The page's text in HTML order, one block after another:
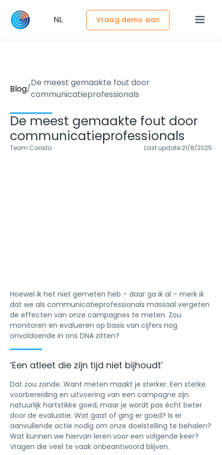
Vraag demo aan
NL
Blog/
De meest gemaakte fout door
communicatieprofessionals
De meest gemaakte fout door
communicatieprofessionals
Team Coosto Last update:21/8/2025
Hoewel ik het niet gemeten heb – daar ga ik al – merk ik
dat we als communicatieprofessionals massaal vergeten
de effecten van onze campagnes te meten. Zou
monitoren en evalueren op basis van cijfers nog
onvoldoende in ons DNA zitten?
‘Een atleet die zijn tijd niet bijhoudt’
Dat zou zonde. Want meten maakt je sterker. Een sterke
voorbereiding en uitvoering van een campagne zijn
natuurlijk hartstikke goed, maar je wordt pas écht beter
door de evaluatie. Wat gaat of ging er goed? Is er
aanvullende actie nodig om onze doelstelling te behalen?
Wat kunnen we hiervan leren voor een volgende keer?
Vragen die veel te vaak onbeantwoord blijven.